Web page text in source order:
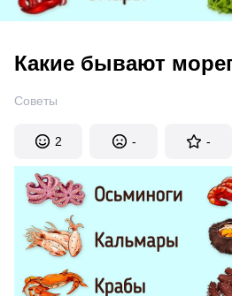
Какие бывают
Советы
2 - -